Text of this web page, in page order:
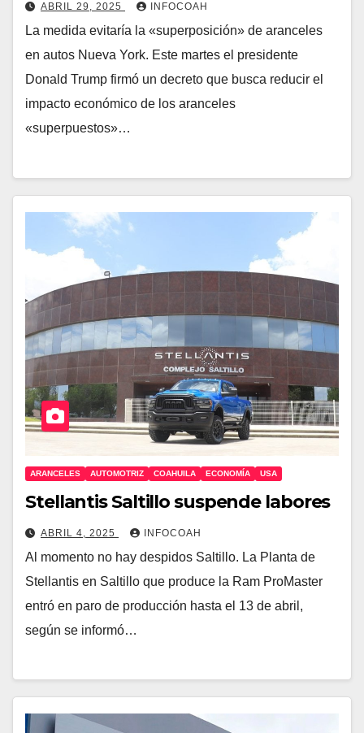
ABRIL 29, 2025 INFOCOAH
La medida evitaría la «superposición» de aranceles
en autos Nueva York. Este martes el presidente
Donald Trump firmó un decreto que busca reducir el
impacto económico de los aranceles
«superpuestos»…
ARANCELES AUTOMOTRIZ COAHUILA ECONOMÍA USA
Stellantis Saltillo suspende labores
ABRIL 4, 2025 INFOCOAH
Al momento no hay despidos Saltillo. La Planta de
Stellantis en Saltillo que produce la Ram ProMaster
entró en paro de producción hasta el 13 de abril,
según se informó…